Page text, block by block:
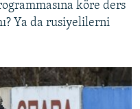
köre ders
Ya da rusiyelilerni